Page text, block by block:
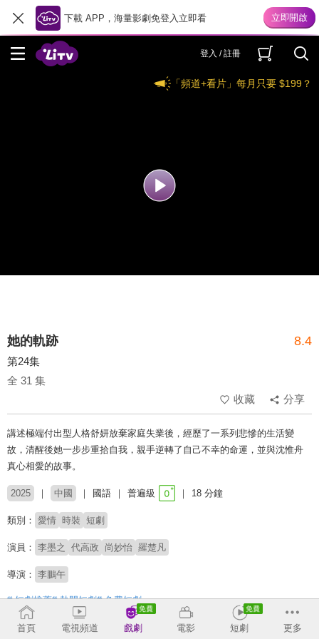
下載 APP，海量影劇免登入立即看
登入 / 註冊
「頻道+看片」每月只要 $199？
她的軌跡 8.4
第24集
全 31 集
收藏
分享
講述極端付出型人格舒妍放棄家庭失業後，經歷了一系列悲慘的生活變
故，清醒後她一步步重拾自我，親手逆轉了自己不幸的命運，並與沈惟舟
真心相愛的故事。
2025 中國 國語 普遍級 18 分鐘
類別： 愛情 時裝 短劇
演員： 李墨之 代高政 尚妙怡 羅楚凡
導演： 李鵬午
# 短劇推薦# 熱門短劇# 免費短劇
首頁 電視頻道 戲劇 電影 短劇 更多